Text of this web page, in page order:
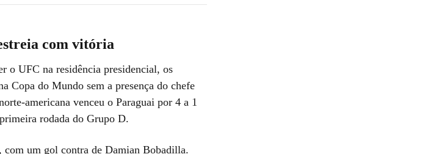
com vitória
o UFC na residência presidencial, os
Copa do Mundo sem a presença do chefe
americana venceu o Paraguai por 4 a 1
rodada do Grupo D.
um gol contra de Damian Bobadilla.